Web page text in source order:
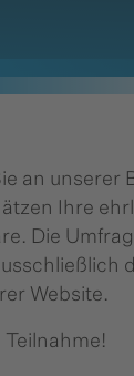
an unserer
Ihre
Die
Website.
Teilnahme!